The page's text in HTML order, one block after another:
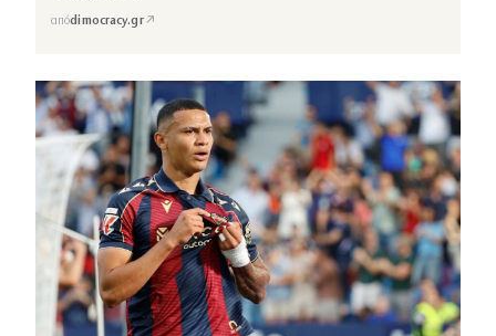
απόdimocracy.gr↗